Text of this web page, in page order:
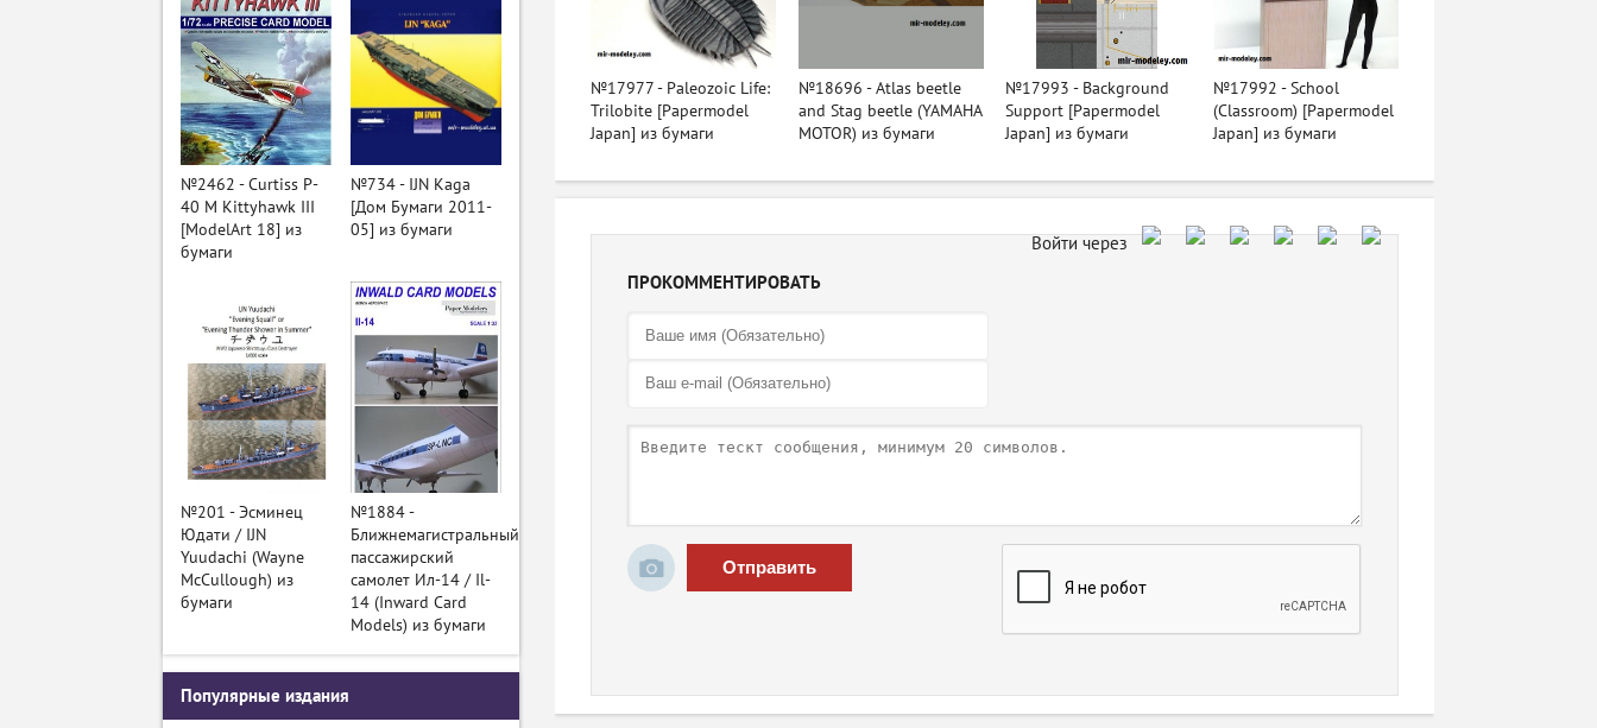
№17977 - Paleozoic Life:
Trilobite [Papermodel
Japan] из бумаги
№18696 - Atlas beetle
and Stag beetle (YAMAHA
MOTOR) из бумаги
№17993 - Background
Support [Papermodel
Japan] из бумаги
№17992 - School
(Classroom) [Papermodel
Japan] из бумаги
ПРОКОММЕНТИРОВАТЬ
Отправить
№2462 - Curtiss P-
40 M Kittyhawk III
[ModelArt 18] из
бумаги
№734 - IJN Kaga
[Дом Бумаги 2011-
05] из бумаги
№201 - Эсминец
Юдати / IJN
Yuudachi (Wayne
McCullough) из
бумаги
№1884 -
Ближнемагистральный
пассажирский
самолет Ил-14 / Il-
14 (Inward Card
Models) из бумаги
Популярные издания